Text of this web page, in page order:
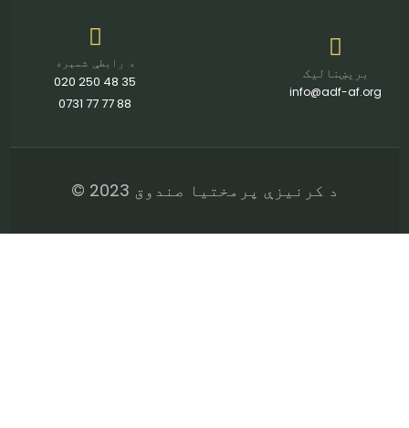
بریښنالیک
info@adf-af.org
د رابطې شمېره
35 48 250 020
88 77 77 0731
د کرنیزې پرمختیا صندوق 2023 ©